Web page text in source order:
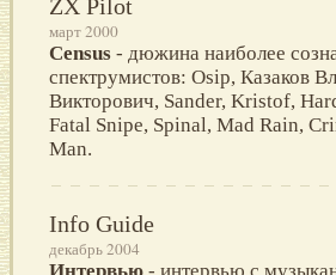
ZX Pilot
март 2000
Census - дюжина наиболее
спектрумистов: Osip, Казаков
Викторович, Sander, Kristof,
Fatal Snipe, Spinal, Mad Rain,
Man.
Info Guide
декабрь 2004